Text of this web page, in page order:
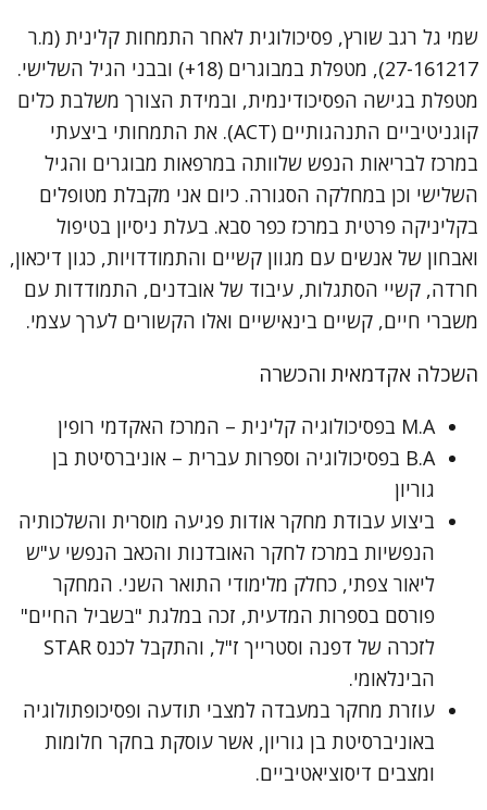
שמי גל רגב שורץ, פסיכולוגית לאחר התמחות קלינית (מ.ר
27-161217), מטפלת במבוגרים (18+) ובבני הגיל השלישי.
מטפלת בגישה הפסיכודינמית, ובמידת הצורך משלבת כלים
קוגניטיביים התנהגותיים (ACT). את התמחותי ביצעתי
במרכז לבריאות הנפש שלוותה במרפאות מבוגרים והגיל
השלישי וכן במחלקה הסגורה. כיום אני מקבלת מטופלים
בקליניקה פרטית במרכז כפר סבא. בעלת ניסיון בטיפול
ואבחון של אנשים עם מגוון קשיים והתמודדויות, כגון דיכאון,
חרדה, קשיי הסתגלות, עיבוד של אובדנים, התמודדות עם
משברי חיים, קשיים בינאישיים ואלו הקשורים לערך עצמי.
השכלה אקדמאית והכשרה
M.A בפסיכולוגיה קלינית – המרכז האקדמי רופין
B.A בפסיכולוגיה וספרות עברית – אוניברסיטת בן
גוריון
ביצוע עבודת מחקר אודות פגיעה מוסרית והשלכותיה
הנפשיות במרכז לחקר האובדנות והכאב הנפשי ע"ש
ליאור צפתי, כחלק מלימודי התואר השני. המחקר
פורסם בספרות המדעית, זכה במלגת "בשביל החיים"
לזכרה של דפנה וסטרייך ז"ל, והתקבל לכנס STAR
הבינלאומי.
עוזרת מחקר במעבדה למצבי תודעה ופסיכופתולוגיה
באוניברסיטת בן גוריון, אשר עוסקת בחקר חלומות
ומצבים דיסוציאטיביים.